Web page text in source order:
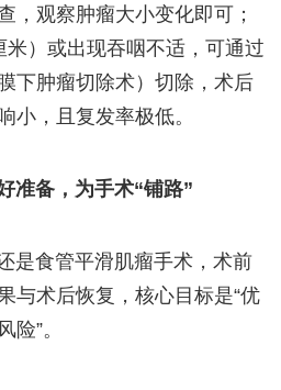
，观察肿瘤大小变化即可；
）或出现吞咽不适，可通过
下肿瘤切除术）切除，术后
小，且复发率极低。
准备，为手术“铺路”
是食管平滑肌瘤手术，术前
与术后恢复，核心目标是“优
”。